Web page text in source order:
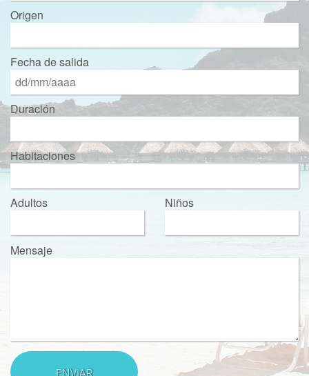
Origen
Fecha de salida
Duración
Habitaciones
Adultos Niños
Mensaje